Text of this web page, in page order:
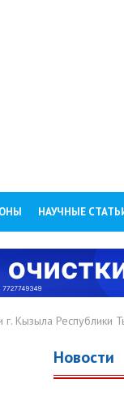
НАУЧНЫЕ
г. Кызыла Республики
Новости